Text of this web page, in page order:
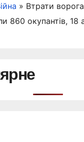
» Втрати
860 окупантів, 18